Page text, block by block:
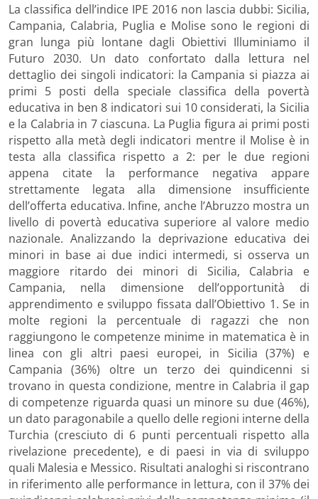
La classifica dell’indice IPE 2016 non lascia dubbi: Sicilia,
Campania, Calabria, Puglia e Molise sono le regioni di
gran lunga più lontane dagli Obiettivi Illuminiamo il
Futuro 2030. Un dato confortato dalla lettura nel
dettaglio dei singoli indicatori: la Campania si piazza ai
primi 5 posti della speciale classifica della povertà
educativa in ben 8 indicatori sui 10 considerati, la Sicilia
e la Calabria in 7 ciascuna. La Puglia figura ai primi posti
rispetto alla metà degli indicatori mentre il Molise è in
testa alla classifica rispetto a 2: per le due regioni
appena citate la performance negativa appare
strettamente legata alla dimensione insufficiente
dell’offerta educativa. Infine, anche l’Abruzzo mostra un
livello di povertà educativa superiore al valore medio
nazionale. Analizzando la deprivazione educativa dei
minori in base ai due indici intermedi, si osserva un
maggiore ritardo dei minori di Sicilia, Calabria e
Campania, nella dimensione dell’opportunità di
apprendimento e sviluppo fissata dall’Obiettivo 1. Se in
molte regioni la percentuale di ragazzi che non
raggiungono le competenze minime in matematica è in
linea con gli altri paesi europei, in Sicilia (37%) e
Campania (36%) oltre un terzo dei quindicenni si
trovano in questa condizione, mentre in Calabria il gap
di competenze riguarda quasi un minore su due (46%),
un dato paragonabile a quello delle regioni interne della
Turchia (cresciuto di 6 punti percentuali rispetto alla
rivelazione precedente), e di paesi in via di sviluppo
quali Malesia e Messico. Risultati analoghi si riscontrano
in riferimento alle performance in lettura, con il 37% dei